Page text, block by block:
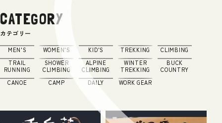
CATEGORY
カテゴリー
MEN'S WOMEN'S KID'S TREKKING
CLIMBING
TRAIL
RUNNING
SHOWER
CLIMBING
ALPINE
CLIMBING
WINTER
TREKKING
BUCK
COUNTRY
CANOE
CAMP DAILY WORK GEAR